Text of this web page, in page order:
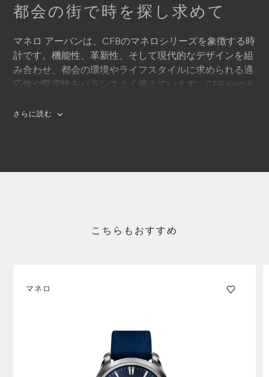
都会の街で時を探し求めて
マネロ アーバンは、CFBのマネロシリーズを象徴する時
計です。機能性、革新性、そして現代的なデザインを組
み合わせ、都会の環境やライフスタイルに求められる適
応性や堅牢性をバランスよく備えています。CFB 1950キ
パワーリザーブで、正確かつ精度の高い機能を長時間発
さらに読む
こちらもおすすめ
マネロ